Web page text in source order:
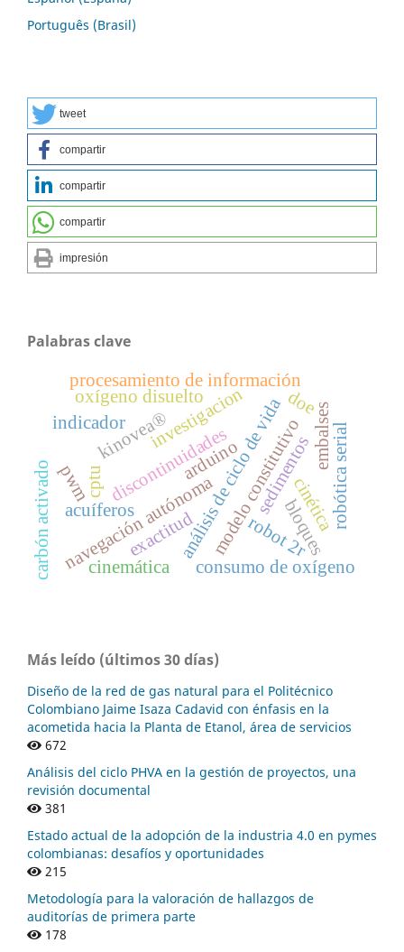
Português (Brasil)
tweet
compartir
compartir
compartir
impresión
Palabras clave
investigacion
arduino
análisis de ciclo de vida
procesamiento de información
discontinuidades
navegación autónoma
cptu modelo constitutivo
exactitud
oxígeno disuelto
sedimentos
consumo de oxígeno
kinovea®
cinemática
cinética
carbón activado acuíferos bloques
indicador
doe
robótica serial
robot 2r
pwm
embalses
Más leído (últimos 30 días)
Diseño de la red de gas natural para el Politécnico
Colombiano Jaime Isaza Cadavid con énfasis en la
acometida hacia la Planta de Etanol, área de servicios
672
Análisis del ciclo PHVA en la gestión de proyectos, una
revisión documental
381
Estado actual de la adopción de la industria 4.0 en pymes
colombianas: desafíos y oportunidades
215
Metodología para la valoración de hallazgos de
auditorías de primera parte
178